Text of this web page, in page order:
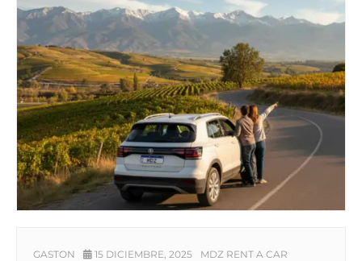
GASTON 15 DICIEMBRE, 2025 MDZ RENT A CAR